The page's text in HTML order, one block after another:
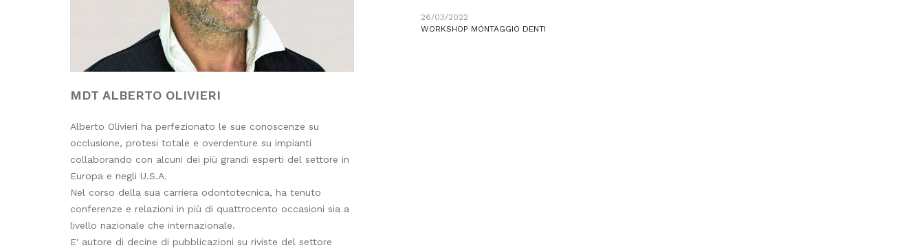
MDT ALBERTO OLIVIERI
Alberto Olivieri ha perfezionato le sue conoscenze su
occlusione, protesi totale e overdenture su impianti
collaborando con alcuni dei più grandi esperti del settore in
Europa e negli U.S.A.
Nel corso della sua carriera odontotecnica, ha tenuto
conferenze e relazioni in più di quattrocento occasioni sia a
livello nazionale che internazionale.
E' autore di decine di pubblicazioni su riviste del settore
26/03/2022
WORKSHOP MONTAGGIO DENTI